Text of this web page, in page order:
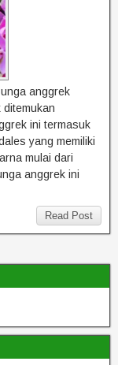
anggrek
ini termasuk
yang memiliki
mulai dari
anggrek ini
Read Post